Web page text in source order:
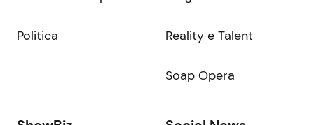
Politica Reality e Talent
Soap Opera